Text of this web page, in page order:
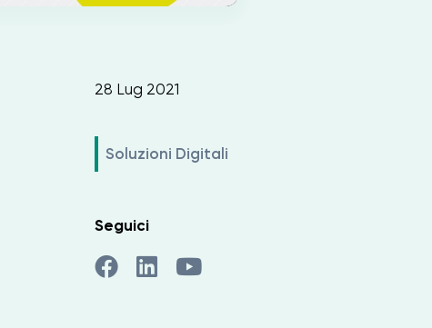
28 Lug 2021
Soluzioni Digitali
Seguici